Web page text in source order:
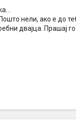
нели, ако е до
двајца. Прашај